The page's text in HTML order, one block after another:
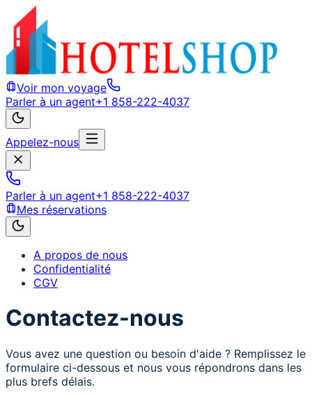
Voir mon voyage
Parler à un agent+1 858-222-4037
Appelez-nous
Parler à un agent+1 858-222-4037
Mes réservations
A propos de nous
Confidentialité
CGV
Contactez-nous
Vous avez une question ou besoin d'aide ? Remplissez le
formulaire ci-dessous et nous vous répondrons dans les
plus brefs délais.